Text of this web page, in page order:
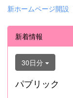
新ホームページ開設
新着情報
30日分
パブリック